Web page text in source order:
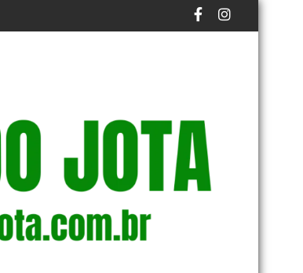
PROCESSO
GUANABARA
EM NOVA REDUÇÃO, COPOM BAIXA TAXA SELIC PARA